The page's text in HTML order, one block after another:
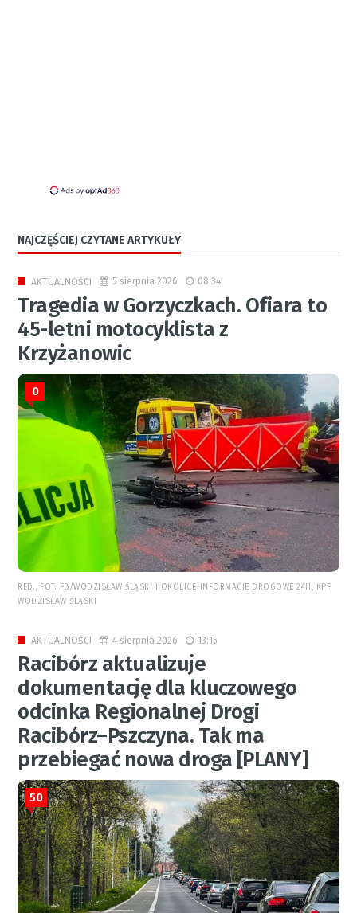
NAJCZĘŚCIEJ CZYTANE ARTYKUŁY
AKTUALNOŚCI 5 sierpnia 2026 08:34
Tragedia w Gorzyczkach. Ofiara to
45-letni motocyklista z
Krzyżanowic
0
RED., FOT. FB/WODZISŁAW ŚLĄSKI I OKOLICE-INFORMACJE DROGOWE 24H, KPP
WODZISŁAW ŚLĄSKI
AKTUALNOŚCI 4 sierpnia 2026 13:15
Racibórz aktualizuje
dokumentację dla kluczowego
odcinka Regionalnej Drogi
Racibórz–Pszczyna. Tak ma
przebiegać nowa droga [PLANY]
50